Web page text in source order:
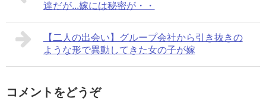
達だが...嫁には秘密が・・
【二人の出会い】グループ会社から引き抜きの
ような形で異動してきた女の子が嫁
コメントをどうぞ